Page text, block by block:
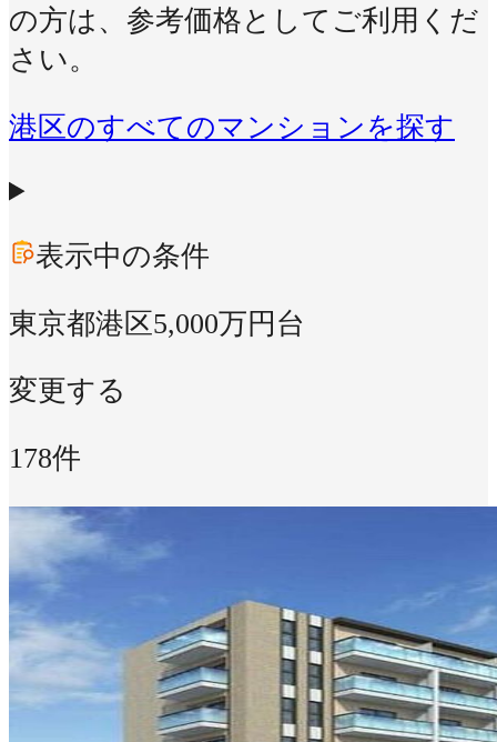
の方は、参考価格としてご利用くだ
さい。
港区のすべてのマンションを探す
表示中の条件
東京都港区5,000万円台
変更する
178件